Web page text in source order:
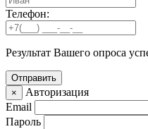
Телефон:
Результат Вашего опроса
×
Авторизация
Email
Пароль